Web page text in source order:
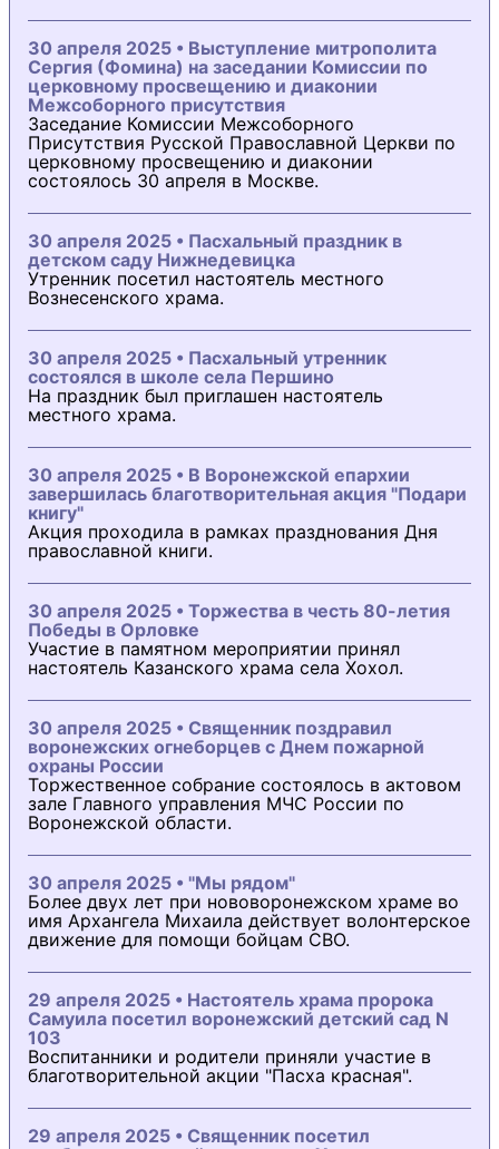
30 апреля 2025 • Выступление митрополита
Сергия (Фомина) на заседании Комиссии по
церковному просвещению и диаконии
Межсоборного присутствия
Заседание Комиссии Межсоборного
Присутствия Русской Православной Церкви по
церковному просвещению и диаконии
состоялось 30 апреля в Москве.
30 апреля 2025 • Пасхальный праздник в
детском саду Нижнедевицка
Утренник посетил настоятель местного
Вознесенского храма.
30 апреля 2025 • Пасхальный утренник
состоялся в школе села Першино
На праздник был приглашен настоятель
местного храма.
30 апреля 2025 • В Воронежской епархии
завершилась благотворительная акция "Подари
книгу"
Акция проходила в рамках празднования Дня
православной книги.
30 апреля 2025 • Торжества в честь 80-летия
Победы в Орловке
Участие в памятном мероприятии принял
настоятель Казанского храма села Хохол.
30 апреля 2025 • Священник поздравил
воронежских огнеборцев с Днем пожарной
охраны России
Торжественное собрание состоялось в актовом
зале Главного управления МЧС России по
Воронежской области.
30 апреля 2025 • "Мы рядом"
Более двух лет при нововоронежском храме во
имя Архангела Михаила действует волонтерское
движение для помощи бойцам СВО.
29 апреля 2025 • Настоятель храма пророка
Самуила посетил воронежский детский сад N
103
Воспитанники и родители приняли участие в
благотворительной акции "Пасха красная".
29 апреля 2025 • Священник посетил